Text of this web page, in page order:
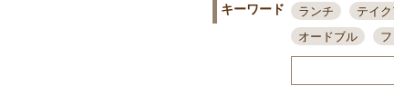
キーワード ランチ テイク
オードブル
接待・会食